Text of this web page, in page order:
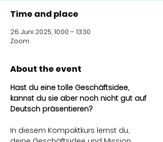
Time and place
26. Juni 2025, 10:00 – 13:30
Zoom
About the event
Hast du eine tolle Geschäftsidee,
kannst du sie aber noch nicht gut auf
Deutsch präsentieren?
In diesem Kompaktkurs lernst du,